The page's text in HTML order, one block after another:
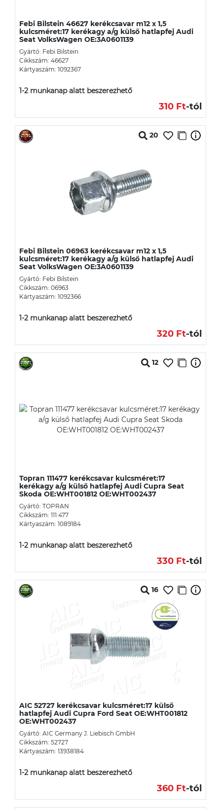
Febi Bilstein 46627 kerékcsavar m12 x 1,5
kulcsméret:17 kerékagy a/g külső hatlapfej Audi
Seat VolksWagen OE:3A0601139
Gyártó: Febi Bilstein
Cikkszám: 46627
Kártyaszám: 1092367
1-2 munkanap alatt beszerezhető
310 Ft-tól
20
Febi Bilstein 06963 kerékcsavar m12 x 1,5
kulcsméret:17 kerékagy a/g külső hatlapfej Audi
Seat VolksWagen OE:3A0601139
Gyártó: Febi Bilstein
Cikkszám: 06963
Kártyaszám: 1092366
1-2 munkanap alatt beszerezhető
320 Ft-tól
12
Topran 111477 kerékcsavar kulcsméret:17
kerékagy a/g külső hatlapfej Audi Cupra Seat
Skoda OE:WHT001812 OE:WHT002437
Gyártó: TOPRAN
Cikkszám: 111 477
Kártyaszám: 1089184
1-2 munkanap alatt beszerezhető
330 Ft-tól
16
AIC 52727 kerékcsavar kulcsméret:17 külső
hatlapfej Audi Cupra Ford Seat OE:WHT001812
OE:WHT002437
Gyártó: AIC Germany J. Liebisch GmbH
Cikkszám: 52727
Kártyaszám: 13938184
1-2 munkanap alatt beszerezhető
360 Ft-tól